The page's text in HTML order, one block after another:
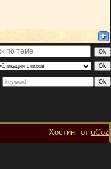
Хостинг от uCoz